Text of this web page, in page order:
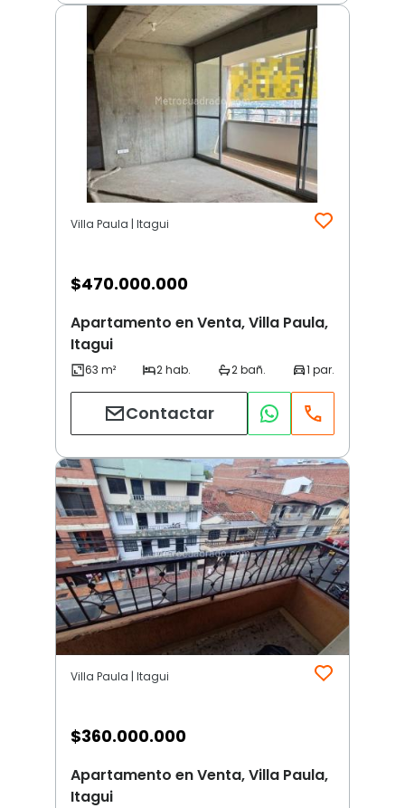
Villa Paula | Itagui
$470.000.000
Apartamento en Venta, Villa Paula,
Itagui
Contactar
Villa Paula | Itagui
$360.000.000
Apartamento en Venta, Villa Paula,
Itagui